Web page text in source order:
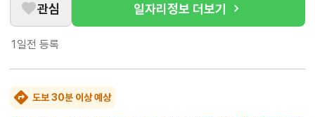
관심 일자리정보 더보기
1일전 등록
도보 30분 이상 예상